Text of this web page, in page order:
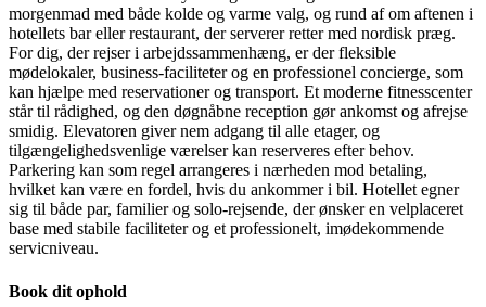
morgenmad med både kolde og varme valg, og rund af om aftenen i
hotellets bar eller restaurant, der serverer retter med nordisk præg.
For dig, der rejser i arbejdssammenhæng, er der fleksible
mødelokaler, business-faciliteter og en professionel concierge, som
kan hjælpe med reservationer og transport. Et moderne fitnesscenter
står til rådighed, og den døgnåbne reception gør ankomst og afrejse
smidig. Elevatoren giver nem adgang til alle etager, og
tilgængelighedsvenlige værelser kan reserveres efter behov.
Parkering kan som regel arrangeres i nærheden mod betaling,
hvilket kan være en fordel, hvis du ankommer i bil. Hotellet egner
sig til både par, familier og solo-rejsende, der ønsker en velplaceret
base med stabile faciliteter og et professionelt, imødekommende
servicniveau.
Book dit ophold